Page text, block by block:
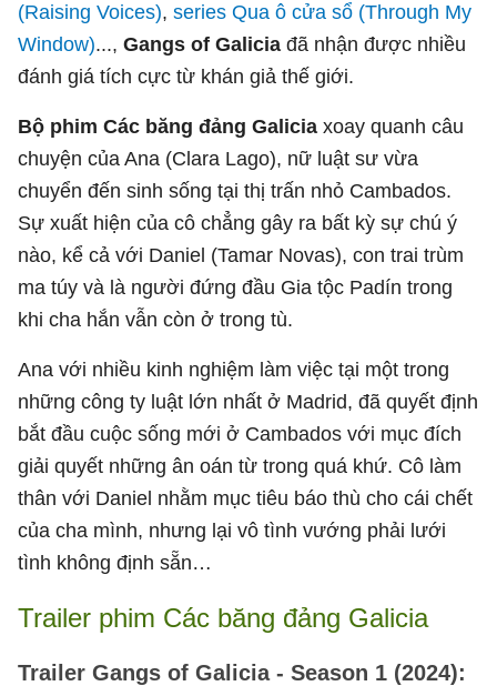
(Raising Voices), series Qua ô cửa sổ (Through My
Window)..., Gangs of Galicia đã nhận được nhiều
đánh giá tích cực từ khán giả thế giới.
Bộ phim Các băng đảng Galicia xoay quanh câu
chuyện của Ana (Clara Lago), nữ luật sư vừa
chuyển đến sinh sống tại thị trấn nhỏ Cambados.
Sự xuất hiện của cô chẳng gây ra bất kỳ sự chú ý
nào, kể cả với Daniel (Tamar Novas), con trai trùm
ma túy và là người đứng đầu Gia tộc Padín trong
khi cha hắn vẫn còn ở trong tù.
Ana với nhiều kinh nghiệm làm việc tại một trong
những công ty luật lớn nhất ở Madrid, đã quyết định
bắt đầu cuộc sống mới ở Cambados với mục đích
giải quyết những ân oán từ trong quá khứ. Cô làm
thân với Daniel nhằm mục tiêu báo thù cho cái chết
của cha mình, nhưng lại vô tình vướng phải lưới
tình không định sẵn…
Trailer phim Các băng đảng Galicia
Trailer Gangs of Galicia - Season 1 (2024):